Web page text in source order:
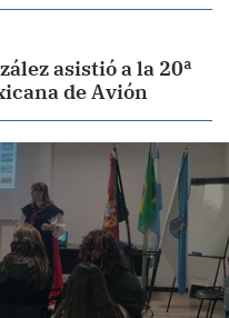
asistió a la 20ª
de Avión